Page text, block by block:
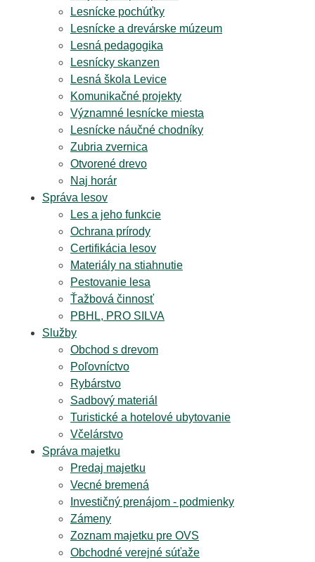
Lesnícke pochúťky
Lesnícke a drevárske múzeum
Lesná pedagogika
Lesnícky skanzen
Lesná škola Levice
Komunikačné projekty
Významné lesnícke miesta
Lesnícke náučné chodníky
Zubria zvernica
Otvorené drevo
Naj horár
Správa lesov
Les a jeho funkcie
Ochrana prírody
Certifikácia lesov
Materiály na stiahnutie
Pestovanie lesa
Ťažbová činnosť
PBHL, PRO SILVA
Služby
Obchod s drevom
Poľovníctvo
Rybárstvo
Sadbový materiál
Turistické a hotelové ubytovanie
Včelárstvo
Správa majetku
Predaj majetku
Vecné bremená
Investičný prenájom - podmienky
Zámeny
Zoznam majetku pre OVS
Obchodné verejné súťaže